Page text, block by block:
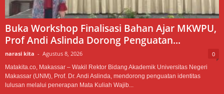
Buka Workshop Finalisasi Bahan Ajar MKWPU,
Prof Andi Aslinda Dorong Penguatan...
narasi kita - Agustus 8, 2026 0
Matakita.co, Makassar – Wakil Rektor Bidang Akademik Universitas Negeri
Makassar (UNM), Prof. Dr. Andi Aslinda, mendorong penguatan identitas
lulusan melalui penerapan Mata Kuliah Wajib...